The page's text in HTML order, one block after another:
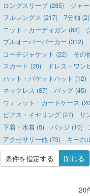
ロングスリーブ (285)
ジャ
フルレングス (217)
7分袖 (2)
ニット・カーディガン (68)
プルオーバーパーカー (312)
コーチジャケット (22)
その
スカート (20)
ドレス・ワン
ハット・バケットハット (12)
ネックレス (87)
バッグ (45)
ウォレット・カードケース
ピアス・イヤリング (27)
リ
下着・水着 (5)
バッジ (10)
アクセサリー他 (73)
キーホ
条件を指定する 閉じる
20